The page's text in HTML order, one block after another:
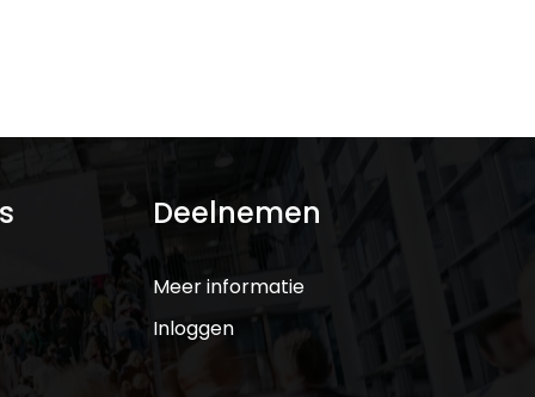
Deelnemen
Meer informatie
Inloggen